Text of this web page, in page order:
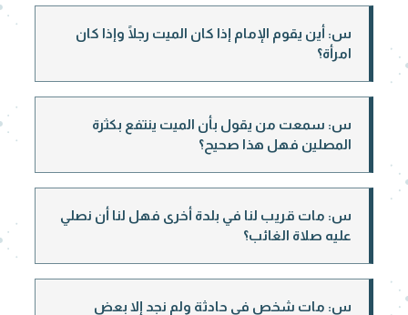
س: أين يقوم الإمام إذا كان الميت رجلًا وإذا كان
امرأة؟
س: سمعت من يقول بأن الميت ينتفع بكثرة
المصلين فهل هذا صحيح؟
س: مات قريب لنا في بلدة أخرى فهل لنا أن نصلي
عليه صلاة الغائب؟
س: مات شخص في حادثة ولم نجد إلا بعض